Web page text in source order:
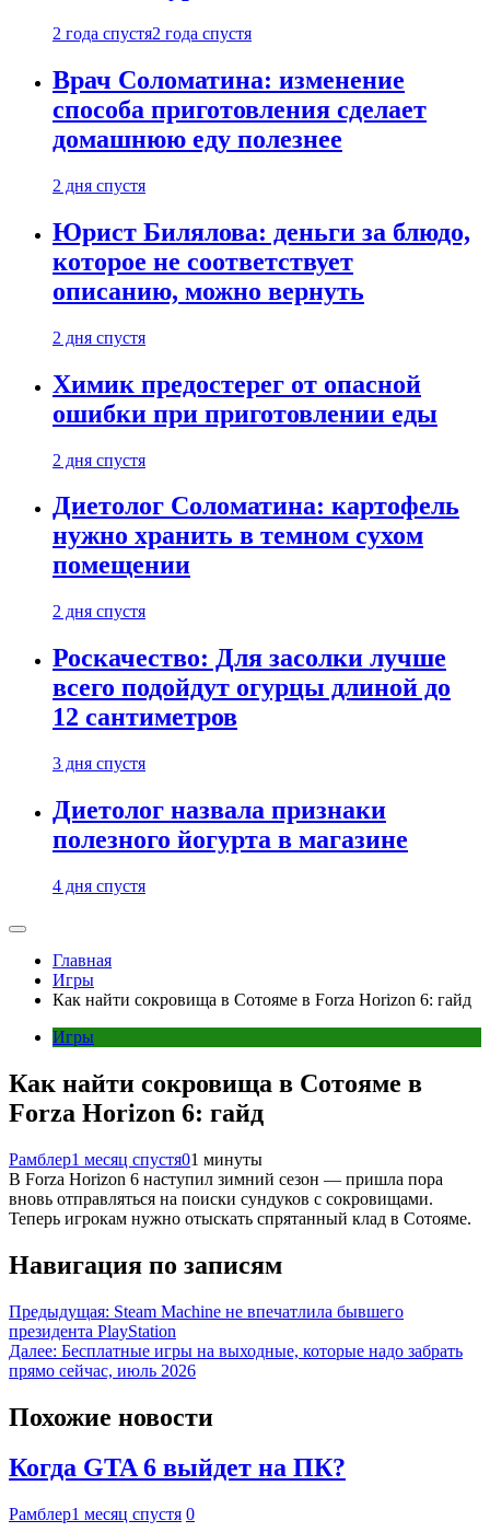
2 года спустя2 года спустя
Врач Соломатина: изменение
способа приготовления сделает
домашнюю еду полезнее
2 дня спустя
Юрист Билялова: деньги за блюдо,
которое не соответствует
описанию, можно вернуть
2 дня спустя
Химик предостерег от опасной
ошибки при приготовлении еды
2 дня спустя
Диетолог Соломатина: картофель
нужно хранить в темном сухом
помещении
2 дня спустя
Роскачество: Для засолки лучше
всего подойдут огурцы длиной до
12 сантиметров
3 дня спустя
Диетолог назвала признаки
полезного йогурта в магазине
4 дня спустя
Главная
Игры
Как найти сокровища в Сотояме в Forza Horizon 6: гайд
Игры
Как найти сокровища в Сотояме в
Forza Horizon 6: гайд
Рамблер1 месяц спустя01 минуты
В Forza Horizon 6 наступил зимний сезон — пришла пора
вновь отправляться на поиски сундуков с сокровищами.
Теперь игрокам нужно отыскать спрятанный клад в Сотояме.
Навигация по записям
Предыдущая: Steam Machine не впечатлила бывшего
президента PlayStation
Далее: Бесплатные игры на выходные, которые надо забрать
прямо сейчас, июль 2026
Похожие новости
Когда GTA 6 выйдет на ПК?
Рамблер1 месяц спустя 0